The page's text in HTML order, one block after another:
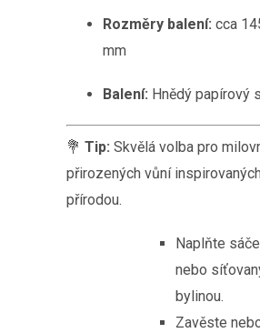
Rozměry balení: cca
mm
Balení: Hnědý papírový
💐 Tip: Skvělá volba pro
přirozených vůní
přírodou.
Naplňte
nebo
bylinou.
Zavěste